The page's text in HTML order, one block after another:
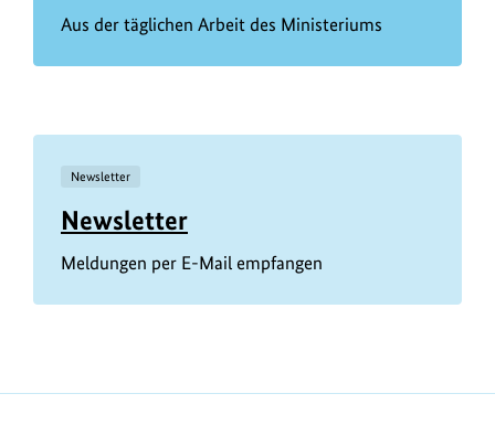
Aus der täglichen Arbeit des Ministeriums
Newsletter
Newsletter
Meldungen per E-Mail empfangen